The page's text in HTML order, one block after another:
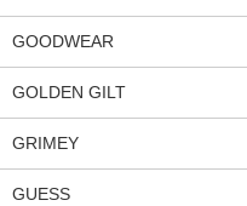
GOODWEAR
GOLDEN GILT
GRIMEY
GUESS